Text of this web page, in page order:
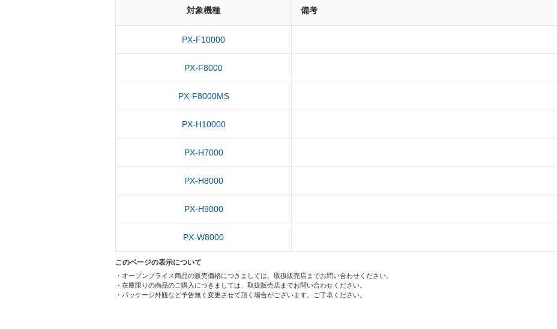
対象機種 備考
PX-F10000
PX-F8000
PX-F8000MS
PX-H10000
PX-H7000
PX-H8000
PX-H9000
PX-W8000
このページの表示について
・オープンプライス商品の販売価格につきましては、取扱販売店までお問い合わせください。
・在庫限りの商品のご購入につきましては、取扱販売店までお問い合わせください。
・パッケージ外観など予告無く変更させて頂く場合がございます。ご了承ください。